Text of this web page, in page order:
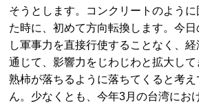
そうとします。コンクリートのよう
た時に、初めて方向転換します。今
し軍事力を直接行使することなく、
通じて、影響力をじわじわと拡大し
熟柿が落ちるように落ちてくると考
ん。少なくとも、今年3月の台湾にお